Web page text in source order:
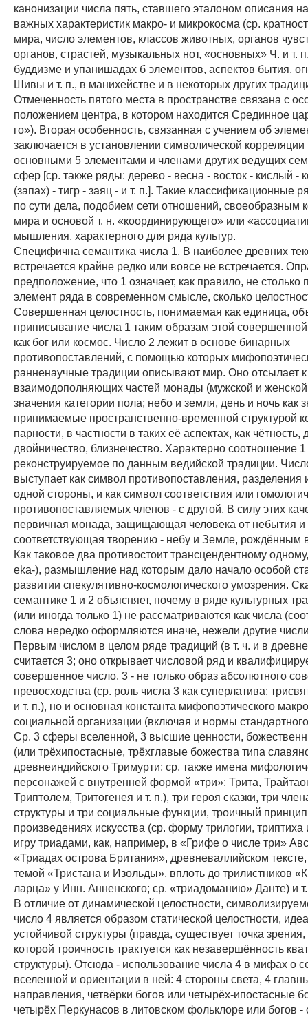
канонизации числа пять, ставшего эталоном описания
важных характеристик макро- и микрокосма (ср.
мира, число элементов, классов животных, органов
органов, страстей, музыкальных нот, «основных» Ч. и т.
буддизме и упанишадах б элементов, аспектов бытия,
Шивы и т. п., в манихействе и в некоторых других
Отмеченность пятого места в пространстве связана с
положением центра, в котором находится Срединное
го»). Вторая особенность, связанная с учением об
заключается в установлении символической
основными 5 элементами и членами других ведущих
сфер [ср. также ряды: дерево - весна - восток - кислый -
(запах) - тигр - заяц - и т. п.]. Такие классификационные
по сути дела, подобием сети отношений, своеобразным
мира и основой т. н. «координирующего» или
мышления, характерного для ряда культур.
Специфична семантика числа 1. В наиболее древних
встречается крайне редко или вовсе не встречается.
предположение, что 1 означает, как правило, не столько
элемент ряда в современном смысле, сколько
Совершенная целостность, понимаемая как единица,
приписывание числа 1 таким образам этой совершенной
как бог или космос. Число 2 лежит в основе бинарных
противопоставлений, с помощью которых
ранненаучные традиции описывают мир. Оно отсылает
взаимодополняющих частей монады (мужской и женской
значения категории пола; небо и земля, день и ночь как
принимаемые пространственно-временной структурой
парности, в частности в таких её аспектах, как чётность,
двойничество, близнечество. Характерно соотношение
реконструируемое по данным ведийской традиции.
выступает как символ противопоставления, разделения
одной стороны, и как символ соответствия или
противопоставляемых членов - с другой. В силу этих
первичная монада, защищающая человека от небытия и
соответствующая творению - небу и Земле, рождённым
Как таковое два противостоит трансцендентному
eka-), размышление над которым дало начало особой
развитии спекулятивно-космологического умозрения.
семантике 1 и 2 объясняет, почему в ряде культурных
(или иногда только 1) не рассматриваются как числа
слова нередко оформляются иначе, нежели другие
Первым числом в целом ряде традиций (в т. ч. и в
считается 3; оно открывает числовой ряд и
совершенное число. 3 - не только образ абсолютного
превосходства (ср. роль числа 3 как суперлатива:
и т. п.), но и основная константа мифопоэтического
социальной организации (включая и нормы
Ср. 3 сферы вселенной, 3 высшие ценности,
(или трёхипостасные, трёхглавые божества типа
древнеиндийского Тримурти; ср. также имена
персонажей с внутренней формой «три»: Трита,
Триптолем, Тритогенея и т. п.), три героя сказки, три
структуры и три социальные функции, троичный
произведениях искусства (ср. форму трилогии, триптиха
игру триадами, как, например, в «Грифе о числе три»
«Триадах острова Британия», древневаллийском
темой «Тристана и Изольды», вплоть до трилистников
ларца» у Инн. Анненского; ср. «триадоманию» Данте) и
В отличие от динамической целостности,
число 4 является образом статической целостности,
устойчивой структуры (правда, существует точка зрения,
которой троичность трактуется как незавершённость
структуры). Отсюда - использование числа 4 в мифах о
вселенной и ориентации в ней: 4 стороны света, 4
направления, четвёрки богов или четырёх-ипостасные
четырёх Перкунасов в литовском фольклоре или богов -